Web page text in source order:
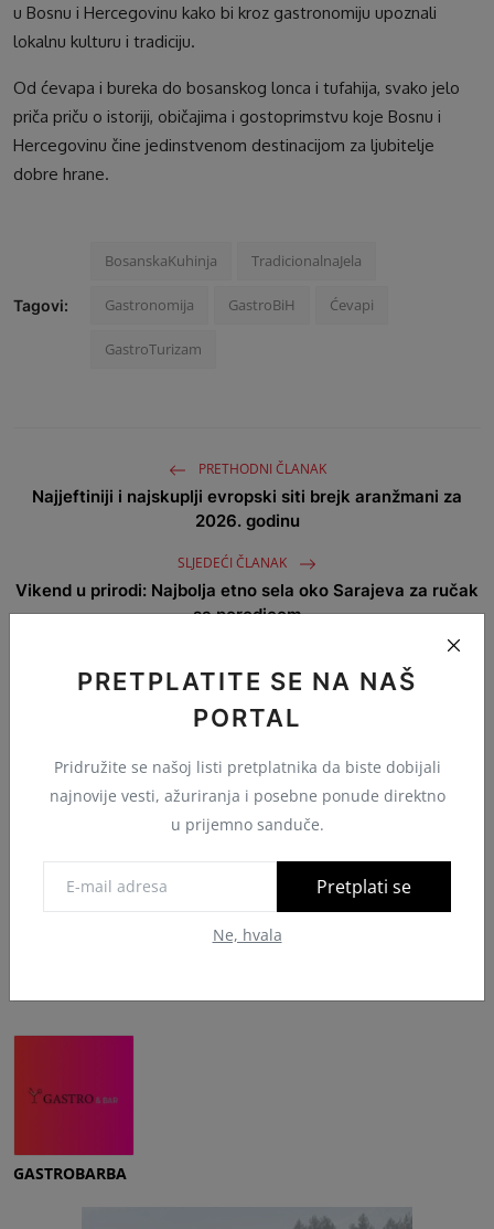
PRETPLATITE SE NA NAŠ
PORTAL
Pridružite se našoj listi pretplatnika da biste dobijali
najnovije vesti, ažuriranja i posebne ponude direktno
u prijemno sanduče.
Pretplati se
Ne, hvala
u Bosnu i Hercegovinu kako bi kroz gastronomiju upoznali
lokalnu kulturu i tradiciju.
Od ćevapa i bureka do bosanskog lonca i tufahija, svako jelo
priča priču o istoriji, običajima i gostoprimstvu koje Bosnu i
Hercegovinu čine jedinstvenom destinacijom za ljubitelje
dobre hrane.
Tagovi:
BosanskaKuhinja TradicionalnaJela
Gastronomija GastroBiH Ćevapi
GastroTurizam
PRETHODNI ČLANAK
Najjeftiniji i najskuplji evropski siti brejk aranžmani za
2026. godinu
SLJEDEĆI ČLANAK
Vikend u prirodi: Najbolja etno sela oko Sarajeva za ručak
sa porodicom
KOJA JE VAŠA REAKCIJA?
Ljubav Smiješno
0 0
GASTROBARBA